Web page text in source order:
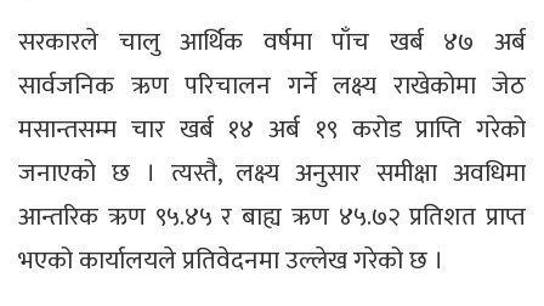
सरकारले चालु आर्थिक वर्षमा पाँच खर्ब ४७ अर्ब
सार्वजनिक ऋण परिचालन गर्ने लक्ष्य राखेकोमा जेठ
मसान्तसम्म चार खर्ब १४ अर्ब १९ करोड प्राप्ति गरेको
जनाएको छ । त्यस्तै, लक्ष्य अनुसार समीक्षा अवधिमा
आन्तरिक ऋण ९५.४५ र बाह्य ऋण ४५.७२ प्रतिशत प्राप्त
भएको कार्यालयले प्रतिवेदनमा उल्लेख गरेको छ ।